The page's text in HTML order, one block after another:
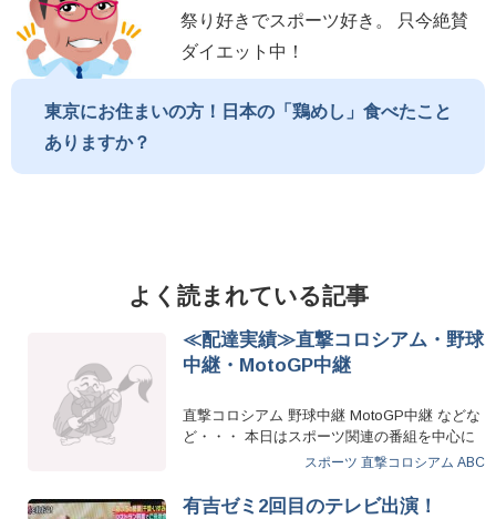
祭り好きでスポーツ好き。 只今絶賛
ダイエット中！
東京にお住まいの方！日本の「鶏めし」食べたこと
ありますか？
よく読まれている記事
≪配達実績≫直撃コロシアム・野球
中継・MotoGP中継
直撃コロシアム 野球中継 MotoGP中継 などな
ど・・・ 本日はスポーツ関連の番組を中心に
多くのTV局様へお…スポーツ 直撃コロシアム ABC
有吉ゼミ2回目のテレビ出演！